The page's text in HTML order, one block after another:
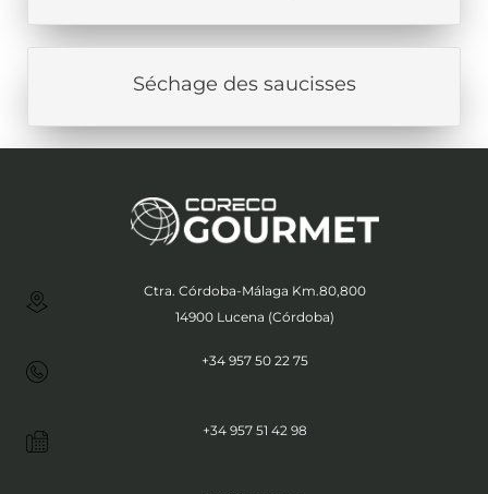
Séchage des saucisses
Ctra. Córdoba-Málaga Km.80,800
14900 Lucena (Córdoba)
+34 957 50 22 75
+34 957 51 42 98